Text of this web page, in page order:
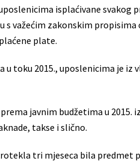
isplaćivane svakog
s važećim zakonskim
plate.
toku 2015., uposlenicima je iz
javnim budžetima u
takse i slično.
tri mjeseca bila